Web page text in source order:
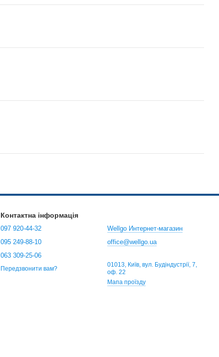
Контактна інформація
097 920-44-32
095 249-88-10
063 309-25-06
Передзвонити вам?
Wellgo Интернет-магазин
office@wellgo.ua
01013, Київ, вул. Будіндустрії, 7,
оф. 22
Мапа проїзду